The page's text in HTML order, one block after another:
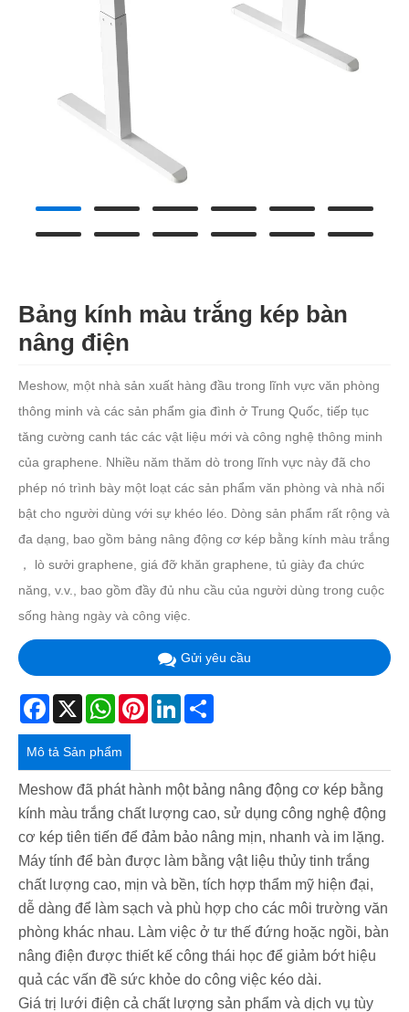
Bảng kính màu trắng kép bàn
nâng điện
Meshow, một nhà sản xuất hàng đầu trong lĩnh vực văn phòng
thông minh và các sản phẩm gia đình ở Trung Quốc, tiếp tục
tăng cường canh tác các vật liệu mới và công nghệ thông minh
của graphene. Nhiều năm thăm dò trong lĩnh vực này đã cho
phép nó trình bày một loạt các sản phẩm văn phòng và nhà nổi
bật cho người dùng với sự khéo léo. Dòng sản phẩm rất rộng và
đa dạng, bao gồm bảng nâng động cơ kép bằng kính màu trắng
， lò sưởi graphene, giá đỡ khăn graphene, tủ giày đa chức
năng, v.v., bao gồm đầy đủ nhu cầu của người dùng trong cuộc
sống hàng ngày và công việc.
Gửi yêu cầu
Facebook
X WhatsAppPinterestLinkedIn
Mô tả Sản phẩm
Meshow đã phát hành một bảng nâng động cơ kép bằng
kính màu trắng chất lượng cao, sử dụng công nghệ động
cơ kép tiên tiến để đảm bảo nâng mịn, nhanh và im lặng.
Máy tính để bàn được làm bằng vật liệu thủy tinh trắng
chất lượng cao, mịn và bền, tích hợp thẩm mỹ hiện đại,
dễ dàng để làm sạch và phù hợp cho các môi trường văn
phòng khác nhau. Làm việc ở tư thế đứng hoặc ngồi, bàn
nâng điện được thiết kế công thái học để giảm bớt hiệu
quả các vấn đề sức khỏe do công việc kéo dài.
Giá trị lưới điện cả chất lượng sản phẩm và dịch vụ tùy